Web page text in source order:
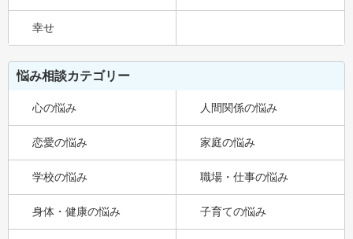
幸せ
悩み相談カテゴリー
心の悩み 人間関係の悩み
恋愛の悩み 家庭の悩み
学校の悩み 職場・仕事の悩み
身体・健康の悩み 子育ての悩み